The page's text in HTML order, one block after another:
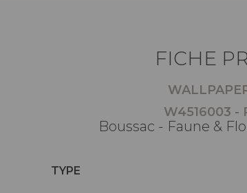
FICHE
W4516003 -
Boussac - Faune &
TYPE